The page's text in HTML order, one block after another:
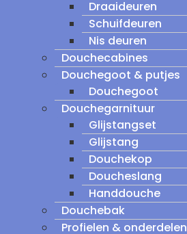
Draaideuren
Schuifdeuren
Nis deuren
Douchecabines
Douchegoot & putjes
Douchegoot
Douchegarnituur
Glijstangset
Glijstang
Douchekop
Doucheslang
Handdouche
Douchebak
Profielen & onderdelen